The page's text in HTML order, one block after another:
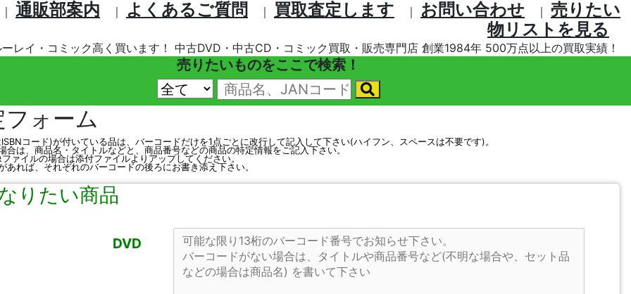
｜ 通販部案内 ｜ よくあるご質問 ｜ 買取査定します ｜ お問い合わせ ｜ 売りたい
物リストを⾒る
レイ・コミック高く買います！ 中古DVD・中古CD・コミック買取・販売専門店 創業1984年 500万点以上の買取実績！
売りたいものをここで検索！
ォーム
コード)が付いている品は、バーコードだけを1点ごとに改行して記入して下さい(ハイフン、スペースは不要です)。
は、商品名・タイトルなどと、商品番号などの商品の特定情報をご記入下さい。
ァイルの場合は添付ファイルよりアップしてください。
れば、それぞれのバーコードの後ろにお書き添え下さい。
りたい商品
DVD